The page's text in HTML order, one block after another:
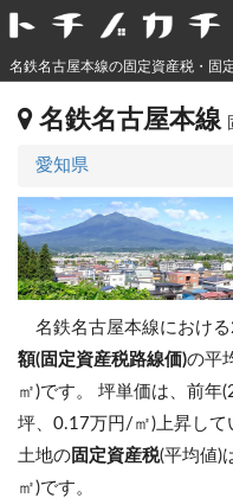
名鉄名古屋本線の固定資産税・固
名鉄名古屋本線
愛知県
名鉄名古屋本線におけ
額(固定資産税路線価)の平
㎡)です。 坪単価は、前年
坪、0.17万円/㎡)上昇して
土地の 固定資産税(平均値)
㎡)です。